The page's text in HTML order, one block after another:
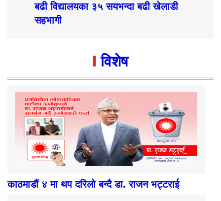
बढी विद्यालयका ३५ सयभन्दा बढी खेलाडी
सहभागी
विशेष
काठमाडौं ४ मा थप दरिलो बन्दै डा. राजन भट्टराई